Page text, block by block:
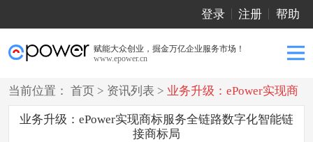
登录 注册 帮助
赋能大众创业，掘金万亿企业服务市场！
www.epower.cn
当前位置： 首页 > 资讯列表 > 业务升级：ePower实现商
标服务全链路数字化智能链接商标局
业务升级：ePower实现商标服务全链路数字化智能链
接商标局